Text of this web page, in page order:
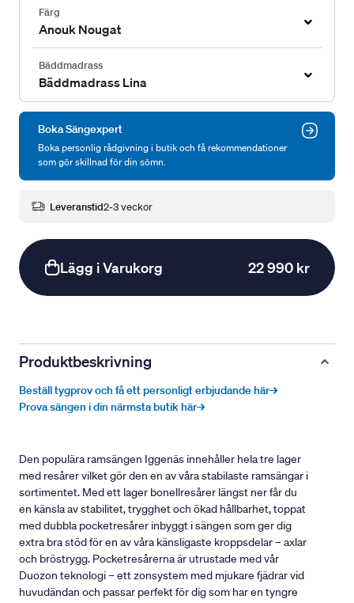
Färg
Anouk Nougat
Bäddmadrass
Bäddmadrass Lina
Boka Sängexpert
Boka personlig rådgivning i butik och få rekommendationer
som gör skillnad för din sömn.
Leveranstid2-3 veckor
Lägg i Varukorg 22 990 kr
Produktbeskrivning
Beställ tygprov och få ett personligt erbjudande här→
Prova sängen i din närmsta butik här→
Den populära ramsängen Iggenäs innehåller hela tre lager
med resårer vilket gör den en av våra stabilaste ramsängar i
sortimentet. Med ett lager bonellresårer längst ner får du
en känsla av stabilitet, trygghet och ökad hållbarhet, toppat
med dubbla pocketresårer inbyggt i sängen som ger dig
extra bra stöd för en av våra känsligaste kroppsdelar – axlar
och bröstrygg. Pocketresårerna är utrustade med vår
Duozon teknologi – ett zonsystem med mjukare fjädrar vid
huvudändan och passar perfekt för dig som har en tyngre